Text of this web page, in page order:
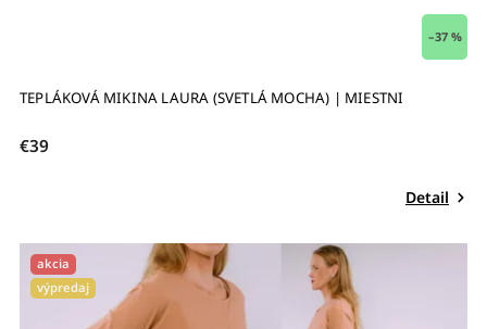
–37 %
TEPLÁKOVÁ MIKINA LAURA (SVETLÁ MOCHA) | MIESTNI
€39
Detail
akcia
výpredaj